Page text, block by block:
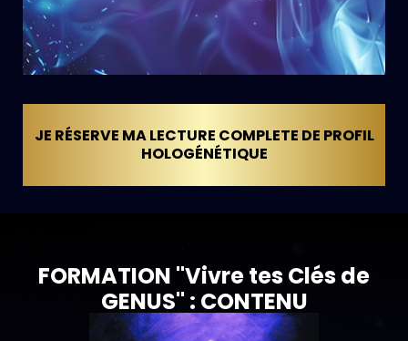
JE RÉSERVE MA LECTURE COMPLETE DE PROFIL
HOLOGÉNÉTIQUE
FORMATION "Vivre tes Clés de
GENUS" : CONTENU